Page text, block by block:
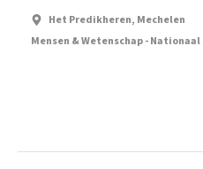
Het Predikheren, Mechelen
Mensen & Wetenschap - Nationaal